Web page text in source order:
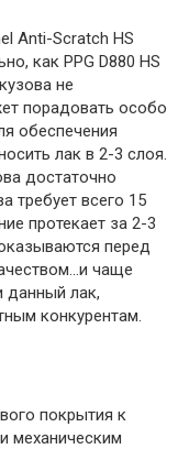
Anti-Scratch HS
как PPG D880 HS
не
порадовать особо
обеспечения
лак в 2-3 слоя.
достаточно
требует всего 15
протекает за 2-3
перед
чаще
данный лак,
конкурентам.
покрытия к
механическим